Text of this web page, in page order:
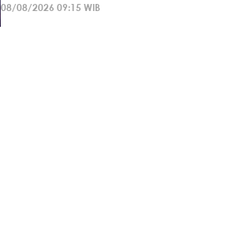
08/08/2026 09:15 WIB